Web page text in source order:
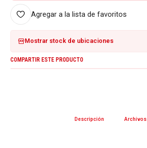
Agregar a la lista de favoritos
Mostrar stock de ubicaciones
COMPARTIR ESTE PRODUCTO
Descripción Archivos